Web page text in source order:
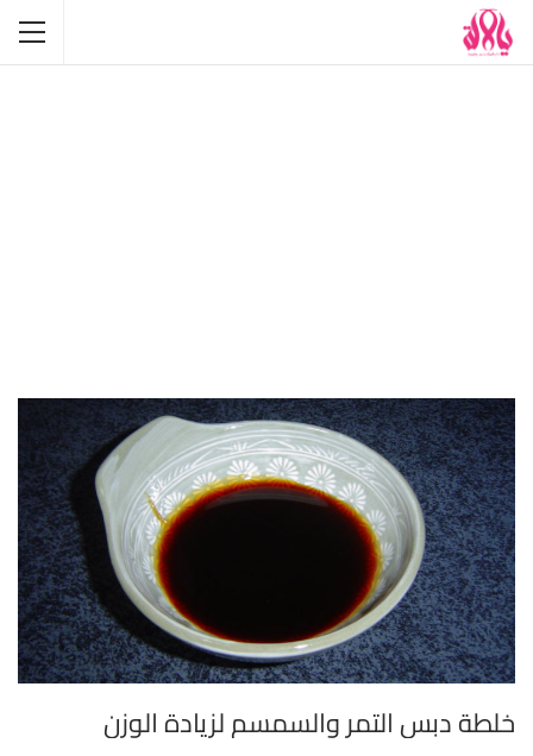
خلطة دبس التمر والسمسم لزيادة الوزن